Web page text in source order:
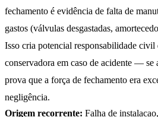
fechamento é evidência de falta de
gastos (válvulas desgastadas,
Isso cria potencial responsabilidade
conservadora em caso de acidente — se
prova que a força de fechamento era
negligência.
Origem recorrente: Falha de